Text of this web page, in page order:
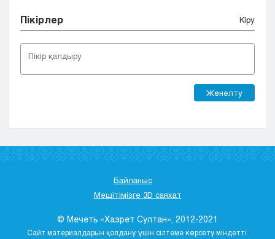
Пікірлер Кіру
Жөнелту
Байланыс
Мешітімізге 3D саяхат
© Мечеть «Хазрет Султан», 2012-2021
Сайт материалдарын қолдану үшін сілтеме көрсету міндетті.